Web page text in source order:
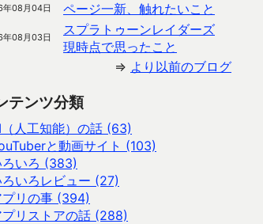
08月04日 ページ一新、触れたいこと
08月03日
スプラトゥーンレイダーズ
現時点で思ったこと
⇒ より以前のブログ
テンツ分類
人工知能）の話 (63)
と動画サイト (103)
ろいろ (383)
ろいろレビュー (27)
プリの事 (394)
プリストアの話 (288)